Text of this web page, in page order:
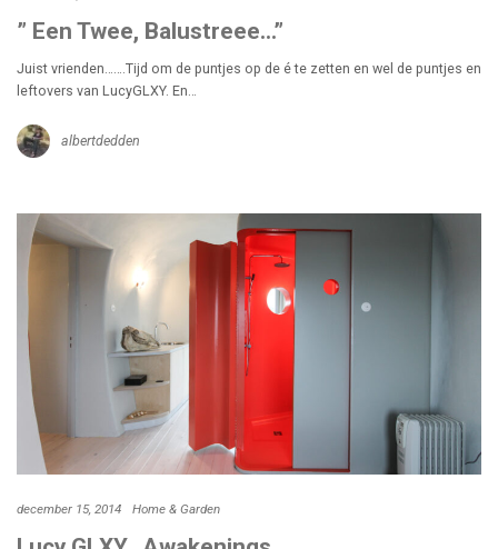
” Een Twee, Balustreee…”
Juist vrienden…….Tijd om de puntjes op de é te zetten en wel de puntjes en
leftovers van LucyGLXY. En…
albertdedden
december 15, 2014 Home & Garden